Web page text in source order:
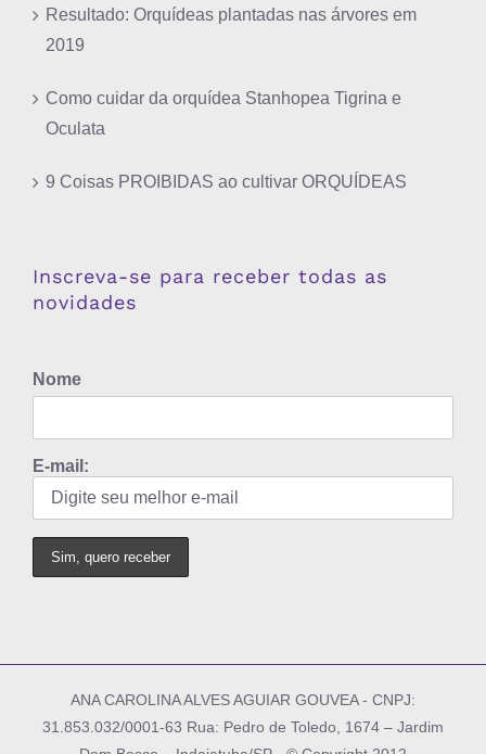
Resultado: Orquídeas plantadas nas árvores em
2019
Como cuidar da orquídea Stanhopea Tigrina e
Oculata
9 Coisas PROIBIDAS ao cultivar ORQUÍDEAS
Inscreva-se para receber todas as
novidades
Nome
E-mail:
ANA CAROLINA ALVES AGUIAR GOUVEA - CNPJ:
31.853.032/0001-63 Rua: Pedro de Toledo, 1674 – Jardim